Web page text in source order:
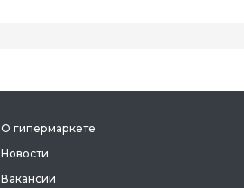
О гипермаркете
Новости
Вакансии